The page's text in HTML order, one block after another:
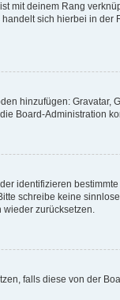
deinem Rang
sich hierbei in
hinzufügen:
Board-Administration
identifizieren
schreibe keine
zurücksetzen.
falls diese von der